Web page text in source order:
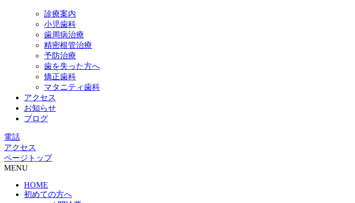
診療案内
小児歯科
歯周病治療
精密根管治療
予防治療
歯を失った方へ
矯正歯科
マタニティ歯科
アクセス
お知らせ
ブログ
電話
アクセス
ページトップ
MENU
HOME
初めての方へ